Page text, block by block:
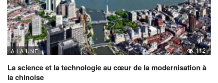
A LA UNE 112
La science et la technologie au cœur de la modernisation à
la chinoise